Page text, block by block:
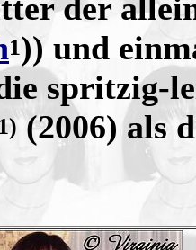
der
1)) und
spritzig-
1)(2006) als